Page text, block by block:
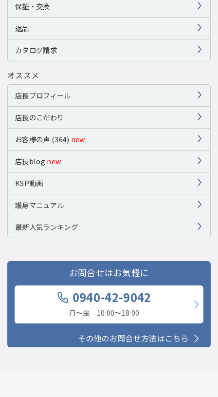
保証・交換
返品
カタログ請求
オススメ
店長プロフィール
店長のこだわり
お客様の声 (364) new
店長blog new
KSP動画
護身マニュアル
最新人気ランキング
お問合せはお気軽に
0940-42-9042
月〜金 10:00〜18:00
その他のお問合せ方法はこちら